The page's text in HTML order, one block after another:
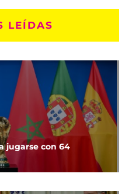
LEÍDAS
jugarse con 64